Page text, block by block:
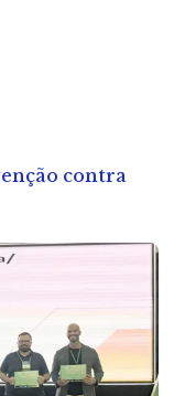
contra